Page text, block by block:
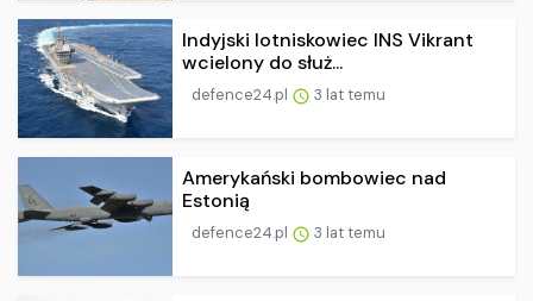
Indyjski lotniskowiec INS Vikrant
wcielony do służ...
defence24.pl 3 lat temu
Amerykański bombowiec nad
Estonią
defence24.pl 3 lat temu